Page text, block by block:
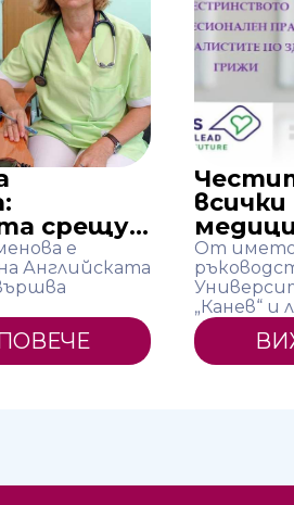
срещу...
е
Английската
всички
От
„Канев“ и